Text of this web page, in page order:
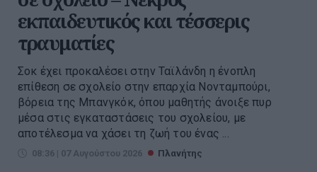
εκπαιδευτικός και τέσσερις
τραυματίες
Σοκ έχει προκαλέσει στην Ταϊλάνδη η ένοπλη
επίθεση σε σχολείο στην επαρχία Νονταμπούρι,
βόρεια της Μπανγκόκ, όπου μαθητής άνοιξε πυρ
μέσα στις εγκαταστάσεις του σχολείου, με
αποτέλεσμα να χάσει τη ζωή του ένας ...
08:36 | 07 Αυγούστου 2026 Πλανήτης